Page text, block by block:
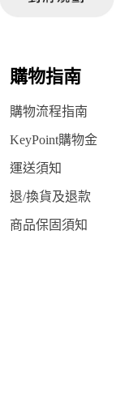
購物指南
購物流程指南
KeyPoint購物金
運送須知
退/換貨及退款
商品保固須知